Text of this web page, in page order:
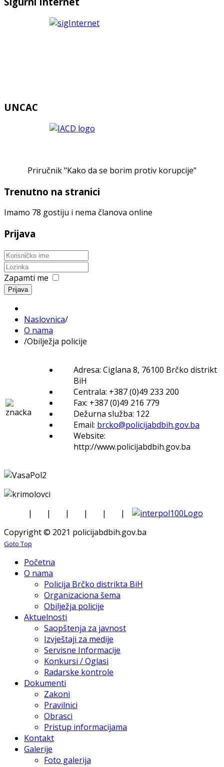
UNCAC
Priručnik "Kako da se borim protiv korupcije"
Trenutno na stranici
Imamo 78 gostiju i nema članova online
Prijava
Zapamti me
Prijava
Naslovnica/
O nama
/Obilježja policije
Adresa: Ciglana 8, 76100 Brčko distrikt
BiH
Centrala: +387 (0)49 233 200
Fax: +387 (0)49 216 779
Dežurna služba: 122
Email: brcko@policijabdbih.gov.ba
Website:
http://www.policijabdbih.gov.ba
| | | | |
|
Copyright © 2021 policijabdbih.gov.ba
Goto Top
Početna
O nama
Policija Brčko distrikta BiH
Organizaciona šema
Obilježja policije
Aktuelnosti
Saopštenja za javnost
Izvještaji za medije
Servisne Informacije
Konkursi / Oglasi
Radarske kontrole
Dokumenti
Zakoni
Pravilnici
Obrasci
Pristup informacijama
Kontakt
Galerije
Foto galerija